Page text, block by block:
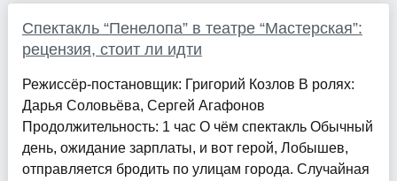
Спектакль “Пенелопа” в театре “Мастерская”:
рецензия, стоит ли идти
Режиссёр-постановщик: Григорий Козлов В ролях:
Дарья Соловьёва, Сергей Агафонов
Продолжительность: 1 час О чём спектакль Обычный
день, ожидание зарплаты, и вот герой, Лобышев,
отправляется бродить по улицам города. Случайная